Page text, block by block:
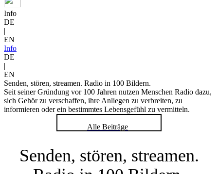
Info
DE
|
EN
Info
DE
|
EN
Senden, stören, streamen. Radio in 100 Bildern.
Seit seiner Gründung vor 100 Jahren nutzen Menschen Radio dazu,
sich Gehör zu verschaffen, ihre Anliegen zu verbreiten, zu
informieren oder ein bestimmtes Lebensgefühl zu vermitteln.
Alle Beiträge
Senden, stören, streamen.